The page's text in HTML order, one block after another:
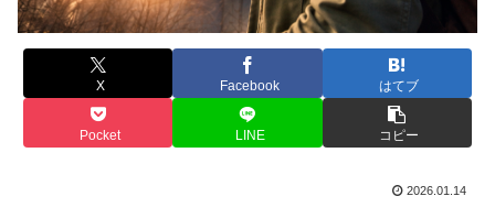
X Facebook はてブ
Pocket LINE コピー
2026.01.14